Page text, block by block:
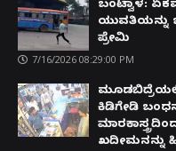
ಬಂಟ್ವಾಳ:
ಯುವತಿಯನ್ನು
ಪ್ರೇಮಿ
7/16/2026 08:29:00 PM
ಕಿಡಿಗೇಡಿ
ಖದೀಮನನ್ನು